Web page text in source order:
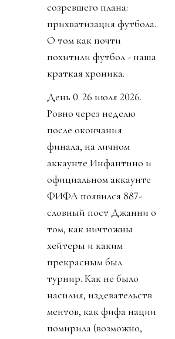
созревшего плана:
прихватизация футбола.
О том как почти
похитили футбол - наша
краткая хроника.
День 0. 26 июля 2026.
Ровно через неделю
после окончания
финала, на личном
аккаунте Инфантино и
официальном аккаунте
ФИФА появился 887-
словный пост Джанни о
том, как ничтожны
хейтеры и каким
прекрасным был
турнир. Как не было
насилия, издевательств
ментов, как фифа нации
помирила (возможно,